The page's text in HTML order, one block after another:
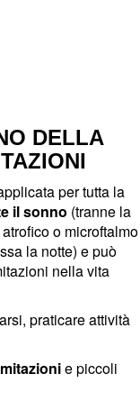
DELLA
per tutta la
il sonno (tranne la
o microftalmo
la notte) e può
nella vita
praticare attività
e piccoli